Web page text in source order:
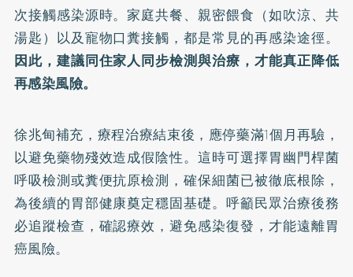
次接觸感染源時。家庭共餐、親密餵食（如吹涼、共
湯匙）以及寵物口糞接觸，都是常見的再感染途徑。
因此，建議同住家人同步檢測與治療，才能真正降低
再感染風險。
徐兆甸補充，療程治療結束後，應停藥滿1個月再驗，
以避免藥物殘效造成假陰性。這時可選擇胃幽門桿菌
呼吸檢測或糞便抗原檢測，確保細菌已被徹底根除，
為後續的胃部健康奠定穩固基礎。呼籲民眾治療後務
必追蹤檢查，確認療效，避免感染復發，才能遠離胃
癌風險。